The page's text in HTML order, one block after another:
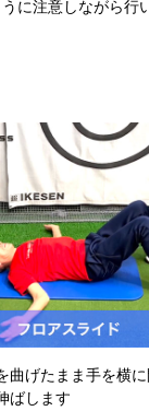
に注意しながら行
曲げたまま手を横
ばします